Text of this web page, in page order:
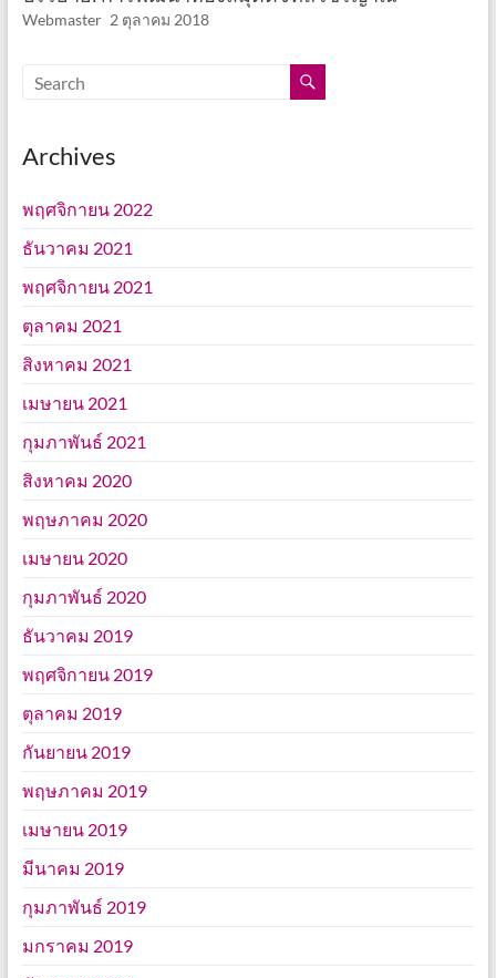
Webmaster 2 ตุลาคม 2018
Archives
พฤศจิกายน 2022
ธันวาคม 2021
พฤศจิกายน 2021
ตุลาคม 2021
สิงหาคม 2021
เมษายน 2021
กุมภาพันธ์ 2021
สิงหาคม 2020
พฤษภาคม 2020
เมษายน 2020
กุมภาพันธ์ 2020
ธันวาคม 2019
พฤศจิกายน 2019
ตุลาคม 2019
กันยายน 2019
พฤษภาคม 2019
เมษายน 2019
มีนาคม 2019
กุมภาพันธ์ 2019
มกราคม 2019